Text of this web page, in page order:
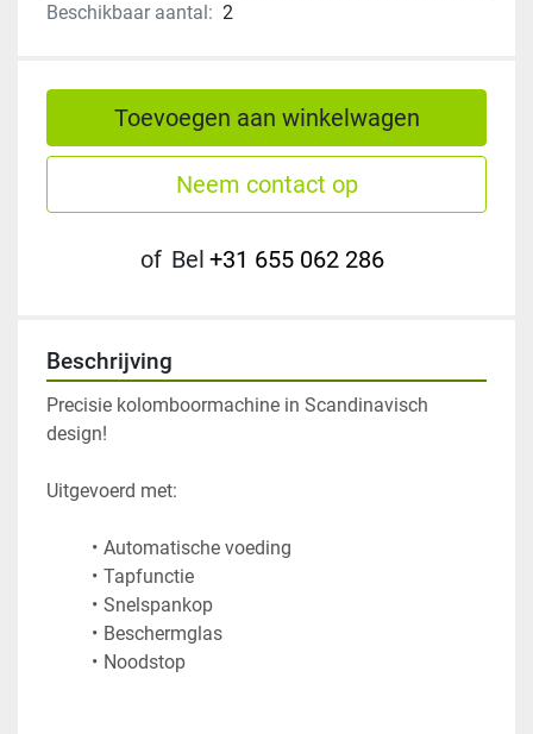
Beschikbaar aantal: 2
Toevoegen aan winkelwagen
Neem contact op
of Bel +31 655 062 286
Beschrijving
Precisie kolomboormachine in Scandinavisch
design!
Tapfunctie
Snelspankop
Beschermglas
Noodstop